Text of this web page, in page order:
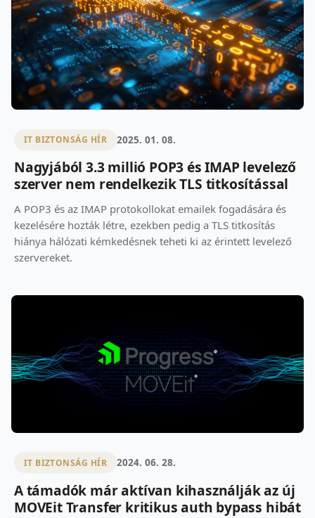
IT BIZTONSÁG HÍR 2025. 01. 08.
Nagyjából 3.3 millió POP3 és IMAP levelező
szerver nem rendelkezik TLS titkosítással
A POP3 és az IMAP protokollokat emailek fogadására és
kezelésére hozták létre, ezekben pedig a TLS titkosítás
hiánya hálózati kémkedésnek teheti ki az érintett levelező
szervereket.
IT BIZTONSÁG HÍR 2024. 06. 28.
A támadók már aktívan kihasználják az új
MOVEit Transfer kritikus auth bypass hibát